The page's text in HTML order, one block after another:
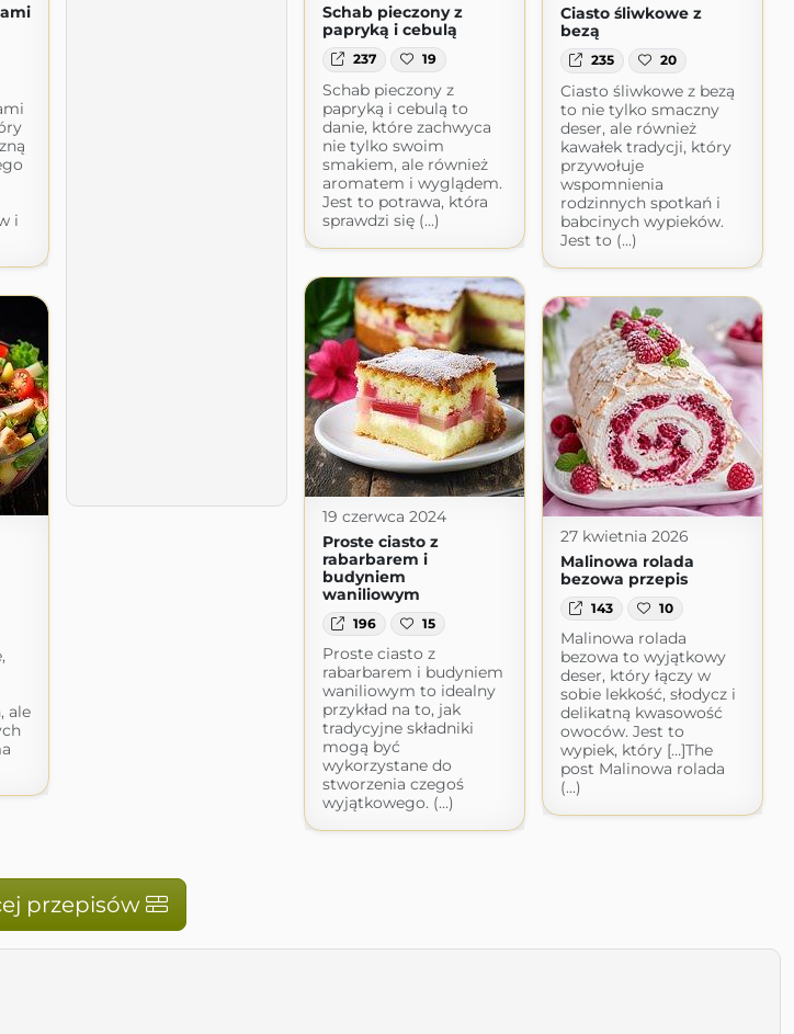
i
Schab pieczony z
papryką i cebulą
237 19
Schab pieczony z
papryką i cebulą to
danie, które zachwyca
nie tylko swoim
smakiem, ale również
aromatem i wyglądem.
Jest to potrawa, która
sprawdzi się (...)
Ciasto śliwkowe z
bezą
235 20
Ciasto śliwkowe z bezą
to nie tylko smaczny
deser, ale również
kawałek tradycji, który
przywołuje
wspomnienia
rodzinnych spotkań i
babcinych wypieków.
Jest to (...)
19 czerwca 2024
Proste ciasto z
rabarbarem i
budyniem
waniliowym
196 15
Proste ciasto z
rabarbarem i budyniem
waniliowym to idealny
przykład na to, jak
tradycyjne składniki
mogą być
wykorzystane do
stworzenia czegoś
wyjątkowego. (...)
ale
27 kwietnia 2026
Malinowa rolada
bezowa przepis
143 10
Malinowa rolada
bezowa to wyjątkowy
deser, który łączy w
sobie lekkość, słodycz i
delikatną kwasowość
owoców. Jest to
wypiek, który […]The
post Malinowa rolada
(...)
przepisów